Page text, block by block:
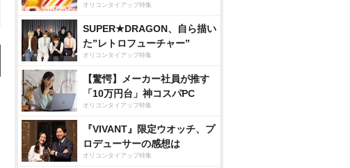
オリコンタイアップ特集
SUPER★DRAGON、自ら描い
た”レトロフューチャー”
オリコンタイアップ特集
【驚愕】メーカー社員が推す
「10万円台」神コスパPC
オリコンタイアップ特集
『VIVANT』限定ウオッチ、プ
ロデューサーの感想は
オリコンタイアップ特集